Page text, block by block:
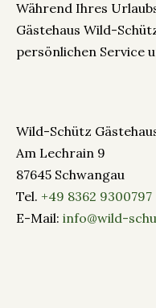
Während Ihres
Gästehaus Wild-
persönlichen Service
Wild-Schütz
Am Lechrain 9
87645 Schwangau
Tel. +49 8362 9300797
E-Mail: info@wild-